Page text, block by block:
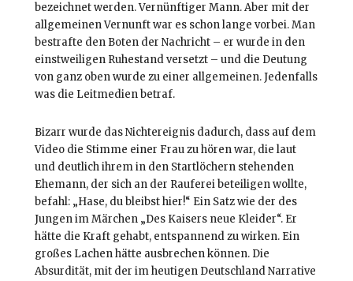
bezeichnet werden. Vernünftiger Mann. Aber mit der
allgemeinen Vernunft war es schon lange vorbei. Man
bestrafte den Boten der Nachricht – er wurde in den
einstweiligen Ruhestand versetzt – und die Deutung
von ganz oben wurde zu einer allgemeinen. Jedenfalls
was die Leitmedien betraf.
Bizarr wurde das Nichtereignis dadurch, dass auf dem
Video die Stimme einer Frau zu hören war, die laut
und deutlich ihrem in den Startlöchern stehenden
Ehemann, der sich an der Rauferei beteiligen wollte,
befahl: „Hase, du bleibst hier!“ Ein Satz wie der des
Jungen im Märchen „Des Kaisers neue Kleider“. Er
hätte die Kraft gehabt, entspannend zu wirken. Ein
großes Lachen hätte ausbrechen können. Die
Absurdität, mit der im heutigen Deutschland Narrative